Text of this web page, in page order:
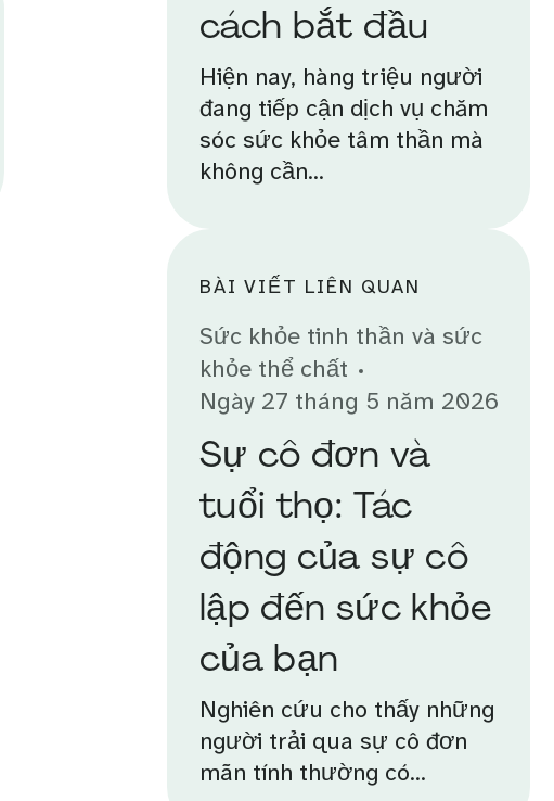
cách bắt đầu
Hiện nay, hàng triệu người
đang tiếp cận dịch vụ chăm
sóc sức khỏe tâm thần mà
không cần...
BÀI VIẾT LIÊN QUAN
Sức khỏe tinh thần và sức
khỏe thể chất
Ngày 27 tháng 5 năm 2026
Sự cô đơn và
tuổi thọ: Tác
động của sự cô
lập đến sức khỏe
của bạn
Nghiên cứu cho thấy những
người trải qua sự cô đơn
mãn tính thường có...